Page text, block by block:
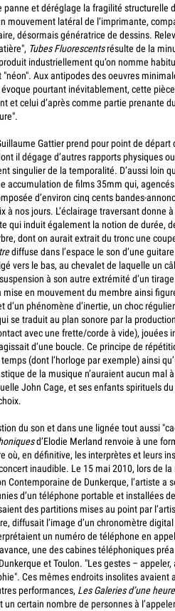
panne et déréglage la fragilité structurelle
mouvement latéral de l’imprimante,
désormais génératrice de dessins.
Tubes Fluorescentsrésulte de la
industriellement qu’on nomme
Aux antipodes des oeuvres
évoque pourtant inévitablement, cette
et celui d’après comme partie prenante
Gattier prend pour point de
il dégage d’autres rapports physiques
singulier de la temporalité. D’aussi loin
accumulation de films 35mm qui,
d’environ cinq cents bandes-
à nos jours. L’éclairage traversant donne
qui induit également la notion de durée,
dont on aurait extrait du tronc une
diffuse dans l’espace le son d’une
vers le bas, au chevalet de laquelle un
à son autre extrémité d’un
mise en mouvement du membre ainsi
d’un phénomène d’inertie, un choc
se traduit au plan sonore par la
avec une frette/corde à vide), jouées
d’une boucle. Ce principe de
(dont l’horloge par exemple) ainsi
de la musique n’auraient aucun mal
John Cage, et ses enfants spirituels
du son et dans une lignée tout aussi
d’Elodie Merland renvoie à une
où, en définitive, les interprèteset leurs
inaudible. Le 15 mai 2010, lors de
Contemporaine de Dunkerque, l’artiste a
d’un téléphone portable et installées
des partitions mises au point par
diffusait l’image d’un chronomètre
un numéro de téléphone en
une des cabines téléphoniques
et Toulon. "Les gestes –
Ces mêmes endroits insolites avaient
performances, Les Galeries d’une heure
un certain nombre de personnes à